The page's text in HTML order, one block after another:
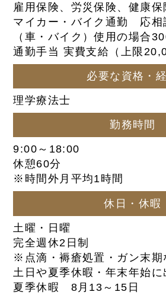
雇用保険、労災保険、健康保
マイカー・バイク通勤 応
（車・バイク）使用の場合
通勤手当 実費支給（上限
必要な資格・
理学療法士
勤務時間
9:00～18:00
休憩60分
※時間外月平均1時間
休日・休暇
土曜・日曜
完全週休2日制
※点滴・褥瘡処置・ガン末期
土日や夏季休暇・年末年始に
夏季休暇 8月13～15日